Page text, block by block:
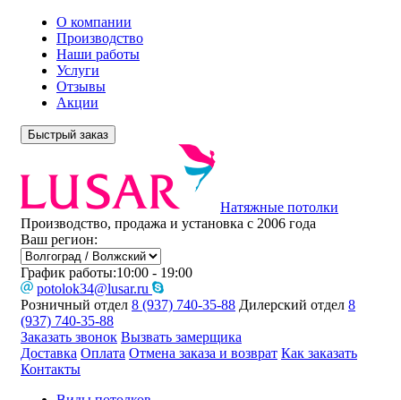
О компании
Производство
Наши работы
Услуги
Отзывы
Акции
Быстрый заказ
Натяжные потолки
Производство, продажа и установка с 2006 года
Ваш регион:
График работы:10:00 - 19:00
potolok34@lusar.ru
Розничный отдел 8 (937) 740-35-88 Дилерский отдел 8
(937) 740-35-88
Заказать звонок Вызвать замерщика
Доставка Оплата Отмена заказа и возврат Как заказать
Контакты